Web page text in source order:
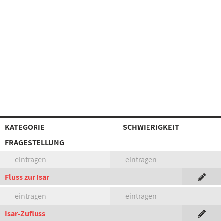
KATEGORIE
SCHWIERIGKEIT
FRAGESTELLUNG
eintragen
eintragen
Fluss zur Isar
eintragen
eintragen
Isar-Zufluss